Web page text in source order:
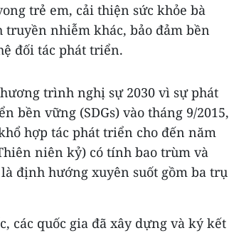
trẻ em, cải thiện sức khỏe bà
truyền nhiễm khác, bảo đảm bền
đối tác phát triển.
trình nghị sự 2030 vì sự phát
bền vững (SDGs) vào tháng 9/2015,
hợp tác phát triển cho đến năm
niên kỷ) có tính bao trùm và
định hướng xuyên suốt gồm ba trụ
các quốc gia đã xây dựng và ký kết